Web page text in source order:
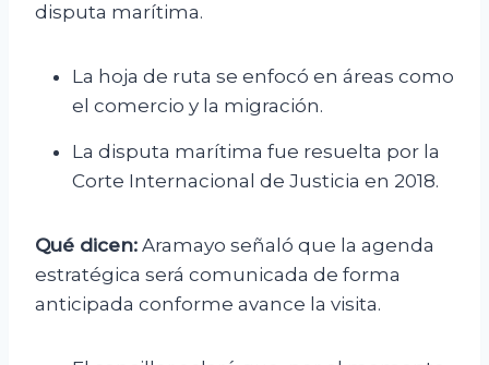
disputa marítima.
La hoja de ruta se enfocó en áreas como
el comercio y la migración.
La disputa marítima fue resuelta por la
Corte Internacional de Justicia en 2018.
Qué dicen: Aramayo señaló que la agenda
estratégica será comunicada de forma
anticipada conforme avance la visita.